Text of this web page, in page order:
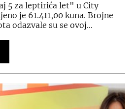
5 za leptirića let" u City
je 61.411,00 kuna. Brojne
odazvale su se ovoj...